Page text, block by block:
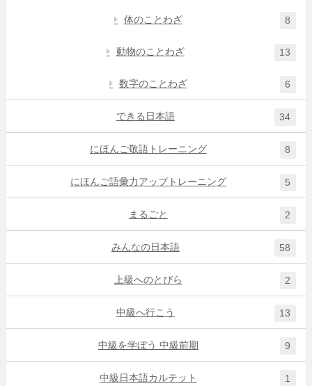
体のことわざ 8
動物のことわざ 13
数字のことわざ 6
できる日本語 34
にほんご敬語トレーニング 8
にほんご語彙力アップトレーニング 5
まるごと 2
みんなの日本語 58
上級へのとびら 2
中級へ行こう 13
中級を学ぼう 中級前期 9
中級日本語カルテット 1